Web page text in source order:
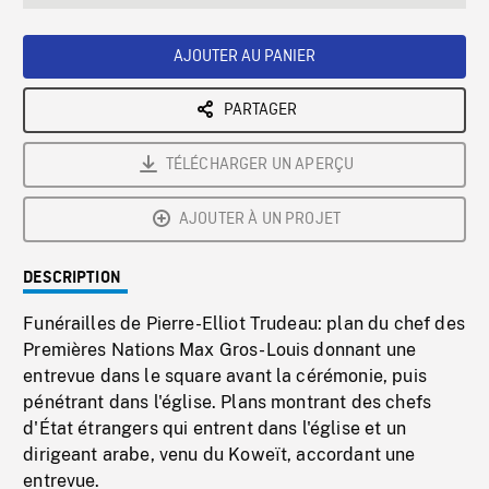
AJOUTER AU PANIER
PARTAGER
TÉLÉCHARGER UN APERÇU
AJOUTER À UN PROJET
DESCRIPTION
Funérailles de Pierre-Elliot Trudeau: plan du chef des
Premières Nations Max Gros-Louis donnant une
entrevue dans le square avant la cérémonie, puis
pénétrant dans l'église. Plans montrant des chefs
d'État étrangers qui entrent dans l'église et un
dirigeant arabe, venu du Koweït, accordant une
entrevue.